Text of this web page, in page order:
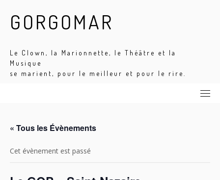
content
GORGOMAR
Le Clown, la Marionnette, le Théâtre et la
Musique
se marient, pour le meilleur et pour le rire.
« Tous les Évènements
Cet évènement est passé